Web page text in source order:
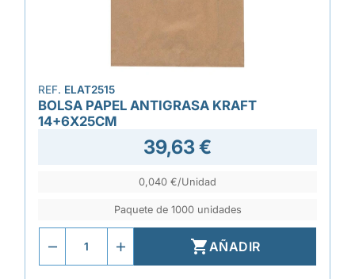
REF. ELAT2515
BOLSA PAPEL ANTIGRASA KRAFT
14+6X25CM
39,63 €
0,040 €/Unidad
Paquete de 1000 unidades
AÑADIR